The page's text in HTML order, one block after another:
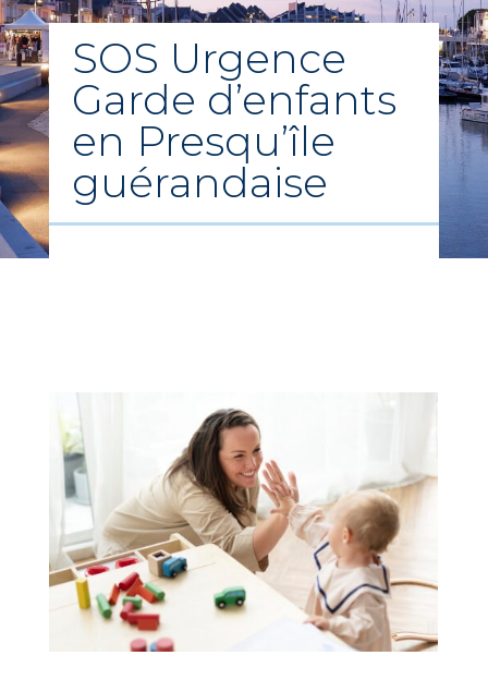
SOS Urgence
Garde d’enfants
en Presqu’île
guérandaise